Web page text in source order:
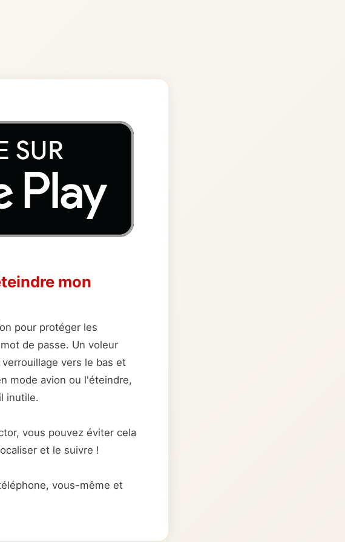
mon
pour protéger les
de passe. Un voleur
vers le bas et
mode avion ou l'éteindre,
inutile.
vous pouvez éviter cela
et le suivre !
vous-même et